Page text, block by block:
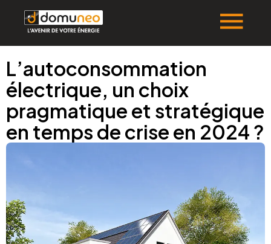
L’autoconsommation
électrique, un choix
pragmatique et stratégique
en temps de crise en 2024 ?